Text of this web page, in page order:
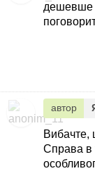
дешевше
автор
Вибачте,
Справа в